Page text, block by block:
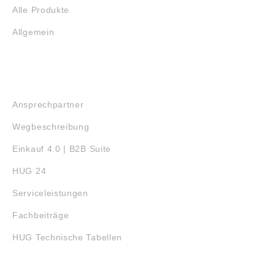
Alle Produkte
Allgemein
Ansprechpartner
Wegbeschreibung
Einkauf 4.0 | B2B Suite
HUG 24
Serviceleistungen
Fachbeiträge
HUG Technische Tabellen